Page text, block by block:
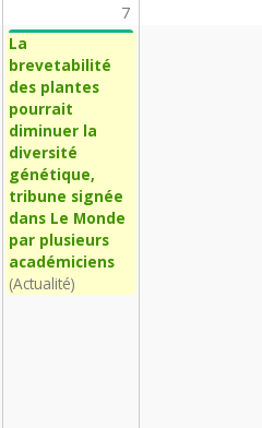
7
La
brevetabilité
des plantes
pourrait
diminuer la
diversité
génétique,
tribune signée
dans Le Monde
par plusieurs
académiciens
(Actualité)